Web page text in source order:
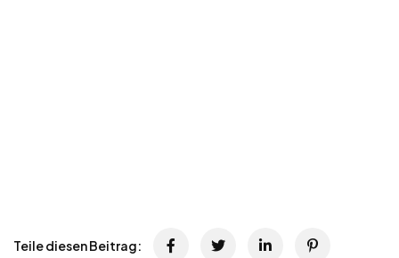
Teile diesen Beitrag: